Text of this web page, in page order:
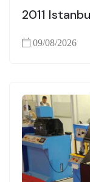
2011
09/08/2026